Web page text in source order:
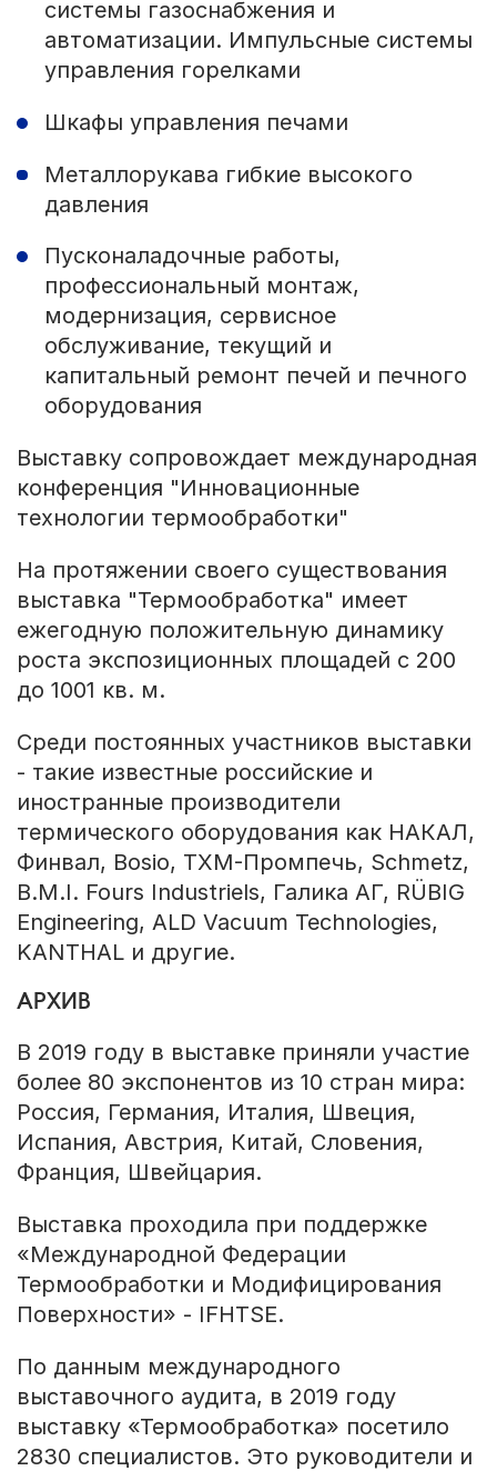
системы газоснабжения и
автоматизации. Импульсные системы
управления горелками
Шкафы управления печами
Металлорукава гибкие высокого
давления
Пусконаладочные работы,
профессиональный монтаж,
модернизация, сервисное
обслуживание, текущий и
капитальный ремонт печей и печного
оборудования
Выставку сопровождает международная
конференция "Инновационные
технологии термообработки"
На протяжении своего существования
выставка "Термообработка" имеет
ежегодную положительную динамику
роста экспозиционных площадей с 200
до 1001 кв. м.
Среди постоянных участников выставки
- такие известные российские и
иностранные производители
термического оборудования как НАКАЛ,
Финвал, Bosio, ТХМ-Промпечь, Schmetz,
B.M.I. Fours Industriels, Галика АГ, RÜBIG
Engineering, ALD Vacuum Technologies,
KANTHAL и другие.
АРХИВ
В 2019 году в выставке приняли участие
более 80 экспонентов из 10 стран мира:
Россия, Германия, Италия, Швеция,
Испания, Австрия, Китай, Словения,
Франция, Швейцария.
Выставка проходила при поддержке
«Международной Федерации
Термообработки и Модифицирования
Поверхности» - IFHTSE.
По данным международного
выставочного аудита, в 2019 году
выставку «Термообработка» посетило
2830 специалистов. Это руководители и